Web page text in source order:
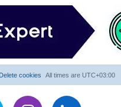
All times are UTC+03:00
Delete cookies